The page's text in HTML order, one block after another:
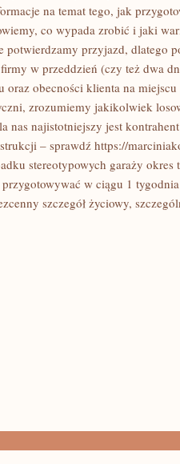
na temat tego, jak
co wypada zrobić i jaki
potwierdzamy przyjazd, dlatego
w przeddzień (czy też dwa
oraz obecności klienta na
zrozumiemy jakikolwiek
nas najistotniejszy jest
– sprawdź https://
stereotypowych garaży okres
w ciągu 1
szczegół życiowy,